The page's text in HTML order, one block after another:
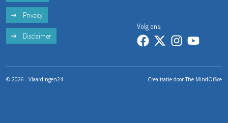
Privacy
Disclaimer
Volg ons:
© 2026 - Vlaardingen24 Crealisatie doorThe MindOffice